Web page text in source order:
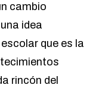
cambio
idea
que es la
rincón del